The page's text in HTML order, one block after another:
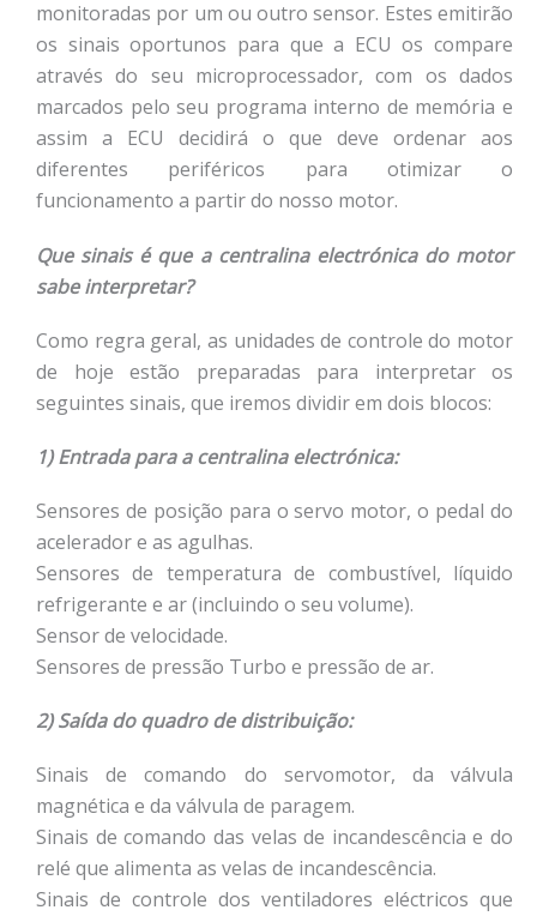
monitoradas por um ou outro sensor. Estes emitirão
os sinais oportunos para que a ECU os compare
através do seu microprocessador, com os dados
marcados pelo seu programa interno de memória e
assim a ECU decidirá o que deve ordenar aos
diferentes periféricos para otimizar o
funcionamento a partir do nosso motor.
Que sinais é que a centralina electrónica do motor
sabe interpretar?
Como regra geral, as unidades de controle do motor
de hoje estão preparadas para interpretar os
seguintes sinais, que iremos dividir em dois blocos:
1) Entrada para a centralina electrónica:
Sensores de posição para o servo motor, o pedal do
acelerador e as agulhas.
Sensores de temperatura de combustível, líquido
refrigerante e ar (incluindo o seu volume).
Sensor de velocidade.
Sensores de pressão Turbo e pressão de ar.
2) Saída do quadro de distribuição:
Sinais de comando do servomotor, da válvula
magnética e da válvula de paragem.
Sinais de comando das velas de incandescência e do
relé que alimenta as velas de incandescência.
Sinais de controle dos ventiladores eléctricos que